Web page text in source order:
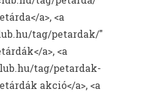
a>, <a
tag/petardak/"
a>, <a
tag/petardak-
akció</a>, <a